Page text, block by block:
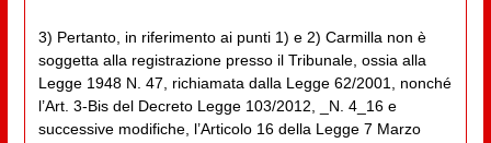
3) Pertanto, in riferimento ai punti 1) e 2) Carmilla non è
soggetta alla registrazione presso il Tribunale, ossia alla
Legge 1948 N. 47, richiamata dalla Legge 62/2001, nonché
l’Art. 3-Bis del Decreto Legge 103/2012, _N. 4_16 e
successive modifiche, l’Articolo 16 della Legge 7 Marzo